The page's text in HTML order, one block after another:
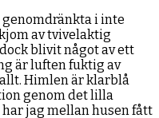
genomdränkta i inte
av tvivelaktig
blivit något av ett
är luften fuktig av
Himlen är klarblå
genom det lilla
jag mellan husen fått